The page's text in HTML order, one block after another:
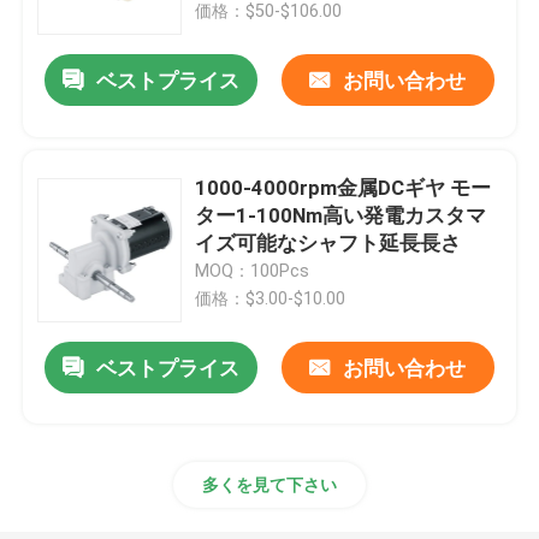
価格：$50-$106.00
ベストプライス お問い合わせ
1000-4000rpm金属DCギヤ モー
ター1-100Nm高い発電カスタマ
イズ可能なシャフト延長長さ
MOQ：100Pcs
価格：$3.00-$10.00
ベストプライス お問い合わせ
多くを見て下さい